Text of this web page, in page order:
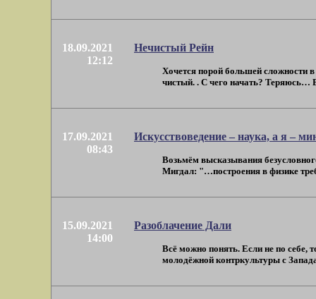
18.09.2021
12:12
Нечистый Рейн
Хочется порой большей сложности
чистый. . С чего начать? Теряюсь…
17.09.2021
08:43
Искусствоведение – наука, а я –
Возьмём высказывания
Мигдал: "…построения в физике
15.09.2021
14:00
Разоблачение Дали
Всё можно понять. Если не по себе,
молодёжной контркультуры с